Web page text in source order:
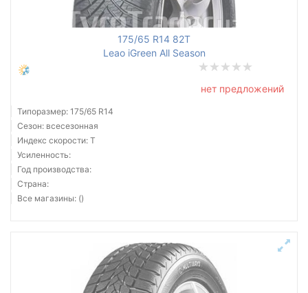
175/65 R14 82T
Leao iGreen All Season
нет предложений
Типоразмер: 175/65 R14
Сезон: всесезонная
Индекс скорости: T
Усиленность:
Год производства:
Страна:
Все магазины: ()